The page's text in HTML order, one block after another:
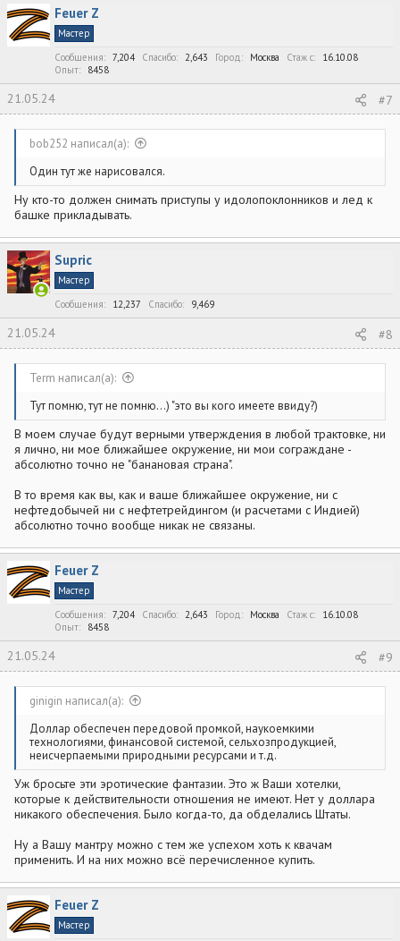
ц
и
и
Feuer Z
Мастер
Сообщения
7,204 Спасибо 2,643 Город Москва Стаж c
16.10.08
Опыт
8458
21.05.24 #7
bob252 написал(а):
Один тут же нарисовался.
Ну кто-то должен снимать приступы у идолопоклонников и лед к
башке прикладывать.
Supric
Мастер
Сообщения
12,237 Спасибо 9,469
21.05.24 #8
Term написал(а):
Тут помню, тут не помню...) "это вы кого имеете ввиду?)
В моем случае будут верными утверждения в любой трактовке, ни
я лично, ни мое ближайшее окружение, ни мои сограждане -
абсолютно точно не "банановая страна".
В то время как вы, как и ваше ближайшее окружение, ни с
нефтедобычей ни с нефтетрейдингом (и расчетами с Индией)
абсолютно точно вообще никак не связаны.
Feuer Z
Мастер
Сообщения
7,204 Спасибо 2,643 Город Москва Стаж c
16.10.08
Опыт
8458
21.05.24 #9
ginigin написал(а):
Доллар обеспечен передовой промкой, наукоемкими
технологиями, финансовой системой, сельхозпродукцией,
неисчерпаемыми природными ресурсами и т.д.
Уж бросьте эти эротические фантазии. Это ж Ваши хотелки,
которые к действительности отношения не имеют. Нет у доллара
никакого обеспечения. Было когда-то, да обделались Штаты.
Ну а Вашу мантру можно с тем же успехом хоть к квачам
применить. И на них можно всё перечисленное купить.
Feuer Z
Мастер